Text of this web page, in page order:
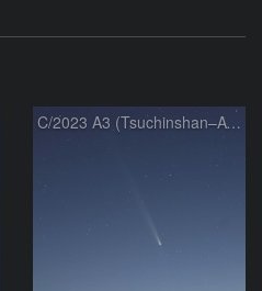
C/2023 A3 (Tsuchinshan–ATLAS)